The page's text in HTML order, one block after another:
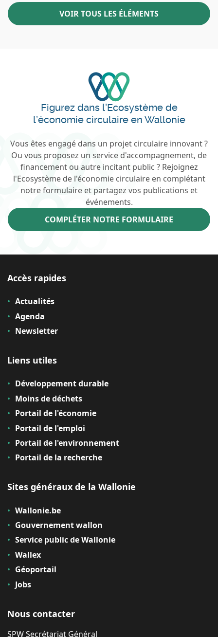
VOIR TOUS LES ÉLÉMENTS
Figurez dans l’Ecosystème de
l’économie circulaire en Wallonie
Vous êtes engagé dans un projet circulaire innovant ?
Ou vous proposez un service d'accompagnement, de
financement ou autre incitant public ? Rejoignez
l'Ecosystème de l'économie circulaire en complétant
notre formulaire et partagez vos publications et
événements.
COMPLÉTER NOTRE FORMULAIRE
Accès rapides
Actualités
Agenda
Newsletter
Liens utiles
Développement durable
Moins de déchets
Portail de l'économie
Portail de l'emploi
Portail de l'environnement
Portail de la recherche
Sites généraux de la Wallonie
Wallonie.be
Gouvernement wallon
Service public de Wallonie
Wallex
Géoportail
Jobs
Nous contacter
SPW Secrétariat Général